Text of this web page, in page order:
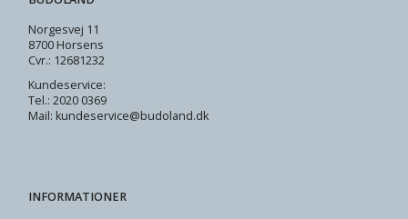
Norgesvej 11
8700 Horsens
Cvr.: 12681232
Kundeservice:
Tel.: 2020 0369
Mail: kundeservice@budoland.dk
INFORMATIONER